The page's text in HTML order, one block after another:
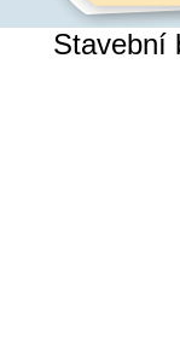
Stavební